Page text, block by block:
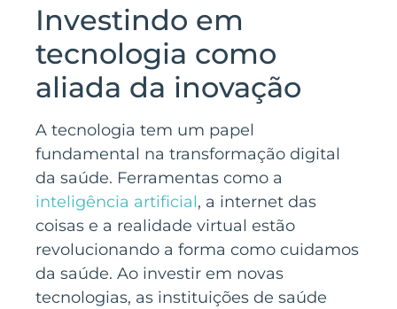
Investindo em
tecnologia como
aliada da inovação
A tecnologia tem um papel
fundamental na transformação digital
da saúde. Ferramentas como a
inteligência artificial, a internet das
coisas e a realidade virtual estão
revolucionando a forma como cuidamos
da saúde. Ao investir em novas
tecnologias, as instituições de saúde